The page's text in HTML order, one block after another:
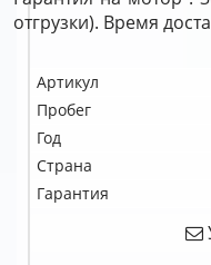
отгрузки). Время
Артикул
Пробег
Год
Страна
Гарантия